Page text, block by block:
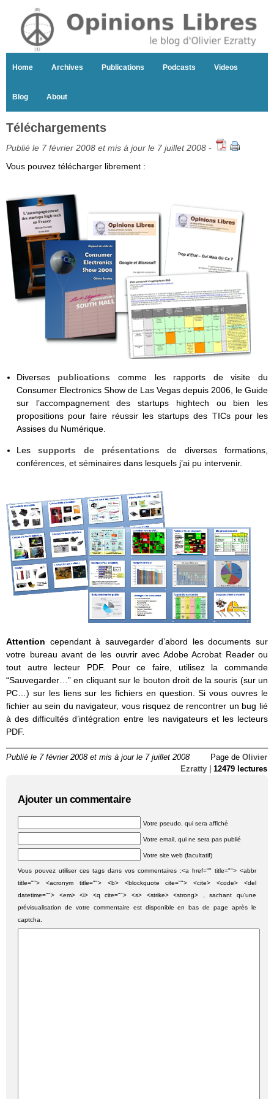
Home Archives Publications Podcasts Videos
Blog About
Téléchargements
Publié le 7 février 2008 et mis à jour le 7 juillet 2008 -
Vous pouvez télécharger librement :
Diverses publications comme les rapports de visite du
Consumer Electronics Show de Las Vegas depuis 2006, le Guide
sur l’accompagnement des startups hightech ou bien les
propositions pour faire réussir les startups des TICs pour les
Assises du Numérique.
Lessupports de présentations de diverses formations,
conférences, et séminaires dans lesquels j’ai pu intervenir.
Attention cependant à sauvegarder d’abord les documents sur
votre bureau avant de les ouvrir avec Adobe Acrobat Reader ou
tout autre lecteur PDF. Pour ce faire, utilisez la commande
“Sauvegarder…” en cliquant sur le bouton droit de la souris (sur un
PC…) sur les liens sur les fichiers en question. Si vous ouvres le
fichier au sein du navigateur, vous risquez de rencontrer un bug lié
à des difficultés d’intégration entre les navigateurs et les lecteurs
PDF.
Publié le 7 février 2008 et mis à jour le 7 juillet 2008 Page de Olivier
Ezratty
12479 lectures
Ajouter un commentaire
Votre pseudo, qui sera affiché
Votre email, qui ne sera pas publié
Votre site web (facultatif)
Vous pouvez utiliser ces tags dans vos commentaires :<a href="" title=""> <abbr
title=""> <acronym title=""> <b> <blockquote cite=""> <cite> <code> <del
datetime=""> <em> <i> <q cite=""> <s> <strike> <strong> , sachant qu'une
prévisualisation de votre commentaire est disponible en bas de page après le
captcha.